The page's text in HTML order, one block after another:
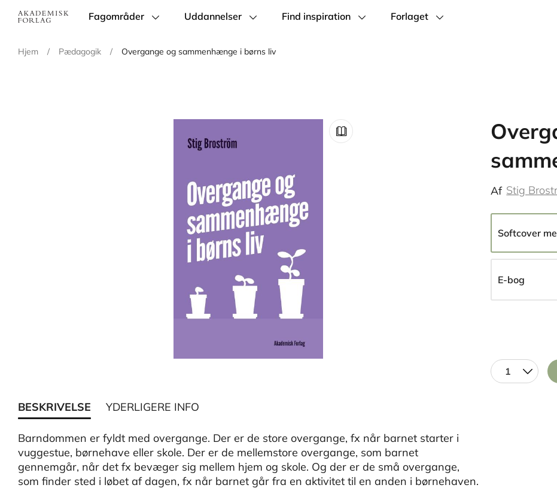
Main
Fagområder Uddannelser Find inspiration Forlaget
Hjem / Pædagogik / Overgange og sammenhænge i børns liv
Af Stig
Softcover
E-bog
1
BESKRIVELSE YDERLIGERE INFO
Barndommen er fyldt med overgange. Der er de store overgange, fx når barnet starter i
vuggestue, børnehave eller skole. Der er de mellemstore overgange, som barnet
gennemgår, når det fx bevæger sig mellem hjem og skole. Og der er de små overgange,
som finder sted i løbet af dagen, fx når barnet går fra en aktivitet til en anden i børnehaven.